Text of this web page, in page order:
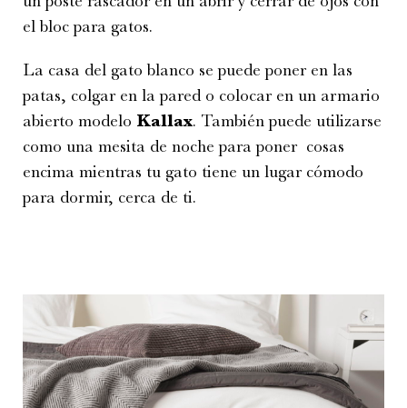
el bloc para gatos.
La casa del gato blanco se puede poner en las
patas, colgar en la pared o colocar en un armario
abierto modelo Kallax. También puede utilizarse
como una mesita de noche para poner cosas
encima mientras tu gato tiene un lugar cómodo
para dormir, cerca de ti.